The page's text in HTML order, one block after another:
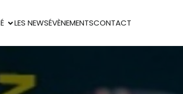
LES NEWSÉVÈNEMENTSCONTACT